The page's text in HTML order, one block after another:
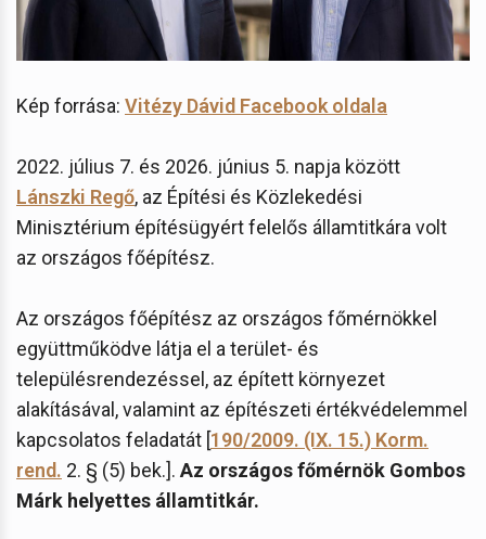
Kép forrása: Vitézy Dávid Facebook oldala
2022. július 7. és 2026. június 5. napja között
Lánszki Regő, az Építési és Közlekedési
Minisztérium építésügyért felelős államtitkára volt
az országos főépítész.
Az országos főépítész az országos főmérnökkel
együttműködve látja el a terület- és
településrendezéssel, az épített környezet
alakításával, valamint az építészeti értékvédelemmel
kapcsolatos feladatát [190/2009. (IX. 15.) Korm.
rend. 2. § (5) bek.]. Az országos főmérnök Gombos
Márk helyettes államtitkár.